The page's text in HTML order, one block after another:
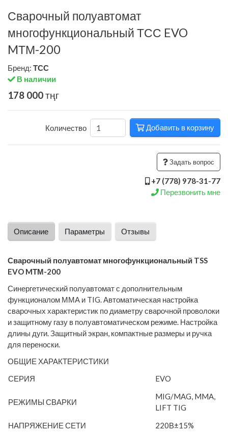
Сварочный полуавтомат
многофункциональный ТСС EVO
MТМ-200
В наличии
Бренд: ТСС
178 000тңг
Количество Добавить в корзину
Задать вопрос
+7 (778) 978-31-77
Перезвонить мне
Описание Параметры Отзывы
Сварочный полуавтомат многофункциональный TSS
EVO MТМ-200
Синергетический полуавтомат с дополнительным
функционалом ММА и TIG. Автоматическая настройка
сварочных характеристик по диаметру сварочной проволоки
и защитному газу в полуавтоматическом режиме. Настройка
длины дуги. Защитный экран, компактные размеры и ручка
для переноски.
ОБЩИЕ ХАРАКТЕРИСТИКИ
СЕРИЯ
EVO
РЕЖИМЫ СВАРКИ
MIG/MAG, MMA,
LIFT TIG
НАПРЯЖЕНИЕ СЕТИ
220В±15%